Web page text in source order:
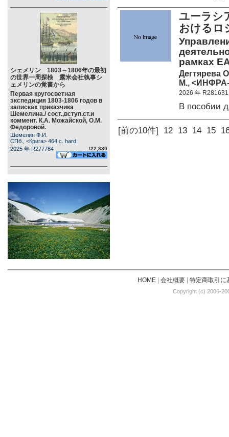
シェメリン 1803～1806年の最初
の世界一周探検 露米会社執事シ
ェメリンの覚書から
Первая кругосветная
экспедиция 1803-1806 годов в
записках приказчика
Шемелина./ сост.,вступ.ст.и
коммент. К.А. Можайской, О.М.
Федоровой.
Шемелин Ф.И.
СПб., <Крига> 464 c. hard
2025 年 R277784
\22,330
ユーラシ
おけるロ
рамках
Дегтярева
М., <ИНФРА-
2026 年 R281631
В пособии
[前の10件] 12 13 14 15
HOME| 会社概要| 特定商取引に
Copyright (c) 2006-